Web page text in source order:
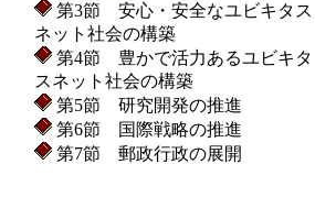
第3節 安心・安全なユビキタス
ネット社会の構築
第4節 豊かで活力あるユビキタ
スネット社会の構築
第5節 研究開発の推進
第6節 国際戦略の推進
第7節 郵政行政の展開